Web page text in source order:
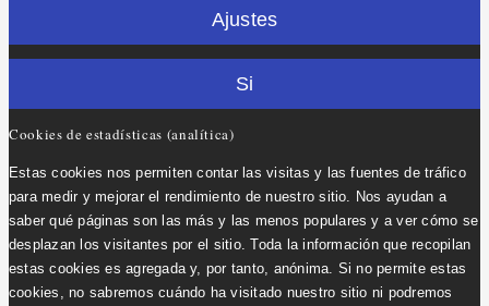
Ajustes
Si
Cookies de estadísticas (analítica)
Estas cookies nos permiten contar las visitas y las fuentes de tráfico
para medir y mejorar el rendimiento de nuestro sitio. Nos ayudan a
saber qué páginas son las más y las menos populares y a ver cómo se
desplazan los visitantes por el sitio. Toda la información que recopilan
estas cookies es agregada y, por tanto, anónima. Si no permite estas
cookies, no sabremos cuándo ha visitado nuestro sitio ni podremos